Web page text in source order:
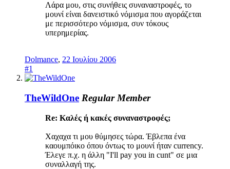
Λάρα μου, στις συνήθεις συναναστροφές, το
μουνί είναι δανειστικό νόμισμα που αγοράζεται
με περισσότερο νόμισμα, συν τόκους
υπερημερίας.
Dolmance, 22 Ιουλίου 2006
#1
TheWildOne Regular Member
Re: Καλές ή κακές συναναστροφές;
Χαχαχα τι μου θύμησες τώρα. Έβλεπα ένα
καουμπόικο όπου όντως το μουνί ήταν currency.
Έλεγε π.χ. η άλλη "I'll pay you in cunt" σε μια
συναλλαγή της.